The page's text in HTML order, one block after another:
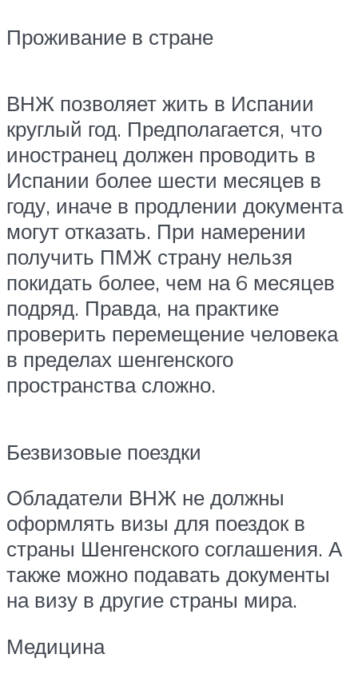
Проживание в стране
ВНЖ позволяет жить в Испании
круглый год. Предполагается, что
иностранец должен проводить в
Испании более шести месяцев в
году, иначе в продлении документа
могут отказать. При намерении
получить ПМЖ страну нельзя
покидать более, чем на 6 месяцев
подряд. Правда, на практике
проверить перемещение человека
в пределах шенгенского
пространства сложно.
Безвизовые поездки
Обладатели ВНЖ не должны
оформлять визы для поездок в
страны Шенгенского соглашения. А
также можно подавать документы
на визу в другие страны мира.
Медицина